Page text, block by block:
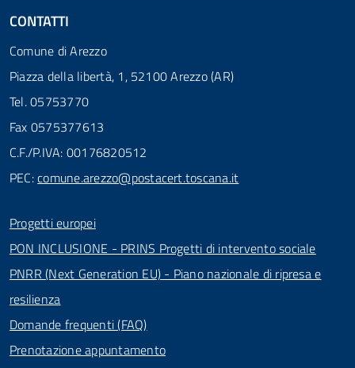
CONTATTI
Comune di Arezzo
Piazza della libertà, 1, 52100 Arezzo (AR)
Tel. 05753770
Fax 0575377613
C.F./P.IVA: 00176820512
PEC:comune.arezzo@postacert.toscana.it
Progetti europei
PON INCLUSIONE - PRINS Progetti di intervento sociale
PNRR (Next Generation EU) - Piano nazionale di ripresa e
resilienza
Domande frequenti (FAQ)
Prenotazione appuntamento